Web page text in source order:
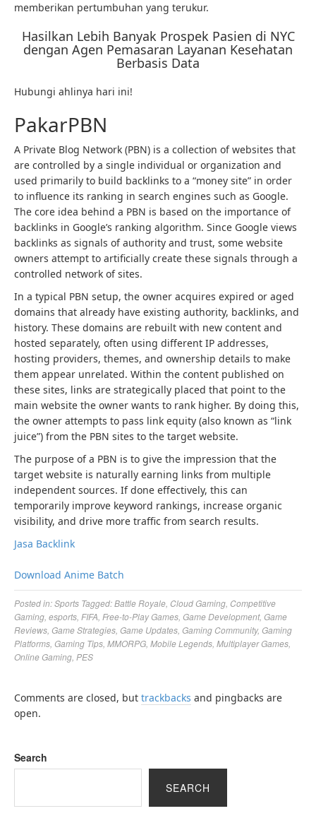
memberikan pertumbuhan yang terukur.
Hasilkan Lebih Banyak Prospek Pasien di NYC
dengan Agen Pemasaran Layanan Kesehatan
Berbasis Data
Hubungi ahlinya hari ini!
PakarPBN
A Private Blog Network (PBN) is a collection of websites that
are controlled by a single individual or organization and
used primarily to build backlinks to a “money site” in order
to influence its ranking in search engines such as Google.
The core idea behind a PBN is based on the importance of
backlinks in Google’s ranking algorithm. Since Google views
backlinks as signals of authority and trust, some website
owners attempt to artificially create these signals through a
controlled network of sites.
In a typical PBN setup, the owner acquires expired or aged
domains that already have existing authority, backlinks, and
history. These domains are rebuilt with new content and
hosted separately, often using different IP addresses,
hosting providers, themes, and ownership details to make
them appear unrelated. Within the content published on
these sites, links are strategically placed that point to the
main website the owner wants to rank higher. By doing this,
the owner attempts to pass link equity (also known as “link
juice”) from the PBN sites to the target website.
The purpose of a PBN is to give the impression that the
target website is naturally earning links from multiple
independent sources. If done effectively, this can
temporarily improve keyword rankings, increase organic
visibility, and drive more traffic from search results.
Jasa Backlink
Download Anime Batch
Posted in:Sports Tagged:Battle Royale Cloud Gaming Competitive
Gaming esports FIFA Free-to-Play Games Game Development, Game
Reviews Game Strategies Game Updates Gaming Community, Gaming
Platforms Gaming Tips MMORPG Mobile Legends Multiplayer Games
Online Gaming PES
Comments are closed, but trackbacks and pingbacks are
open.
Search
SEARCH